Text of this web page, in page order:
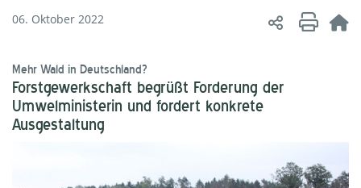
06. Oktober 2022
Mehr Wald in Deutschland?
Forstgewerkschaft begrüßt Forderung der
Umwelministerin und fordert konkrete
Ausgestaltung